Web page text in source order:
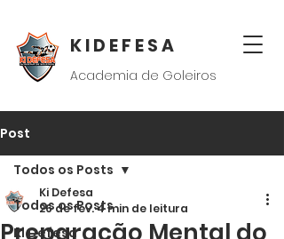
K I D E F E S A
Academia de Goleiros
Post
Todos os Posts
Ki Defesa
Todos os Posts
Ki Defesa
26 de fev.4 min de leitura